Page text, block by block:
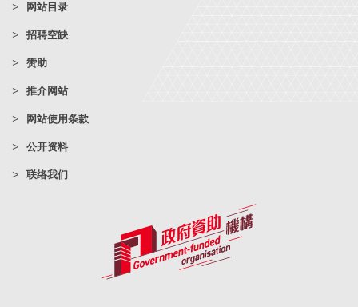
网站目录
招聘空缺
赞助
推介网站
网站使用条款
公开资料
联络我们